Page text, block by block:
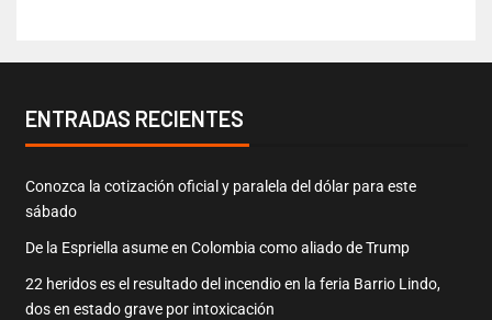
ENTRADAS RECIENTES
Conozca la cotización oficial y paralela del dólar para este
sábado
De la Espriella asume en Colombia como aliado de Trump
22 heridos es el resultado del incendio en la feria Barrio Lindo,
dos en estado grave por intoxicación